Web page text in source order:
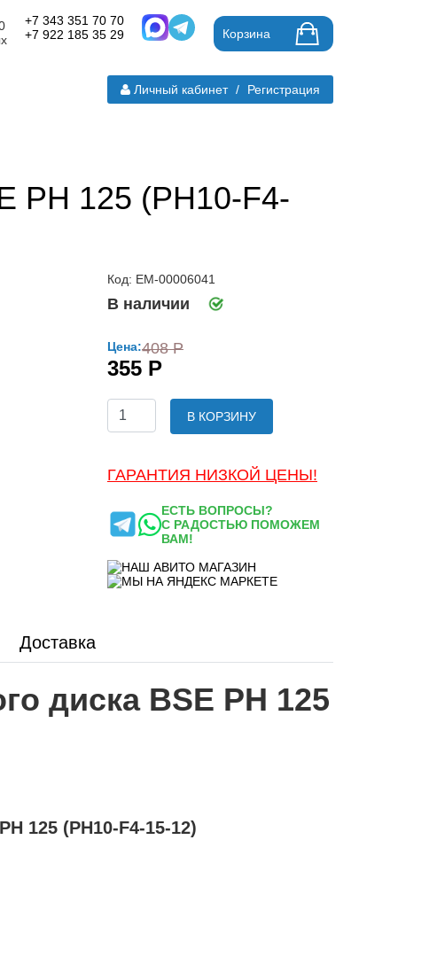
+7 343 351 70 70
+7 922 185 35 29
Корзина
Личный кабинет / Регистрация
PH 125 (PH10-F4-
Код: ЕМ-00006041
В наличии
Цена:408 Р
355 Р
В КОРЗИНУ
ГАРАНТИЯ НИЗКОЙ ЦЕНЫ!
ЕСТЬ ВОПРОСЫ?
С РАДОСТЬЮ ПОМОЖЕМ
ВАМ!
Доставка
диска BSE PH 125
125 (PH10-F4-15-12)